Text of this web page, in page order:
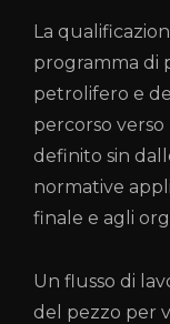
La
programma di
petrolifero e
percorso
definito sin
normative
finale e agli
Un flusso di
del pezzo per